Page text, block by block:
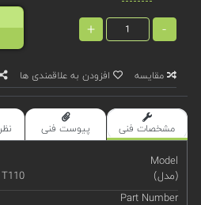
-
+
مقایسه افزودن به علاقمندی ها
مشخصات فنی پیوست فنی
Model
(مدل)
Part Number